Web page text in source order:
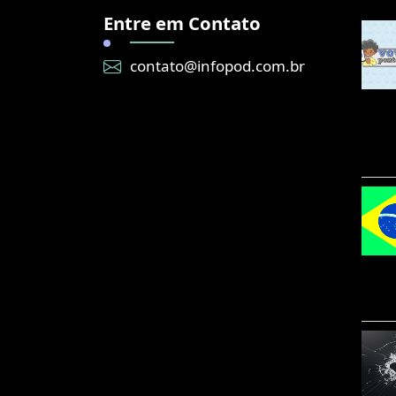
Entre em Contato
contato@infopod.com.br